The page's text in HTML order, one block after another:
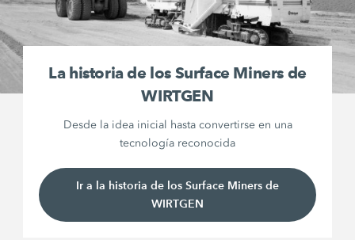
La historia de los Surface Miners de
WIRTGEN
Desde la idea inicial hasta convertirse en una
tecnología reconocida
Ir a la historia de los Surface Miners de
WIRTGEN